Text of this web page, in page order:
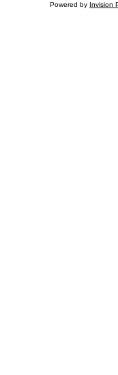
Powered by Invision